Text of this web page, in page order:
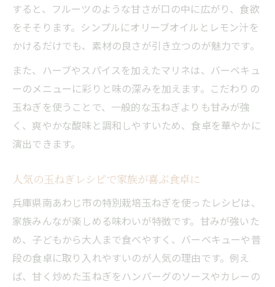
すると、フルーツのような甘さが口の中に広がり、食欲
をそそります。シンプルにオリーブオイルとレモン汁を
かけるだけでも、素材の良さが引き立つのが魅力です。
また、ハーブやスパイスを加えたマリネは、バーベキュ
ーのメニューに彩りと味の深みを加えます。こだわりの
玉ねぎを使うことで、一般的な玉ねぎよりも甘みが強
く、爽やかな酸味と調和しやすいため、食卓を華やかに
演出できます。
人気の玉ねぎレシピで家族が喜ぶ食卓に
兵庫県南あわじ市の特別栽培玉ねぎを使ったレシピは、
家族みんなが楽しめる味わいが特徴です。甘みが強いた
め、子どもから大人まで食べやすく、バーベキューや普
段の食卓に取り入れやすいのが人気の理由です。例え
ば、甘く炒めた玉ねぎをハンバーグのソースやカレーの